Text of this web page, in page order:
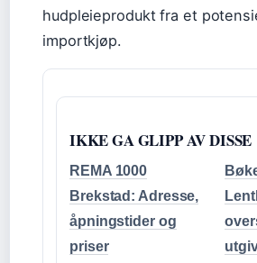
hudpleieprodukt fra et
importkjøp.
IKKE GA GLIPP AV DISSE
REMA 1000
Brekstad: Adresse,
åpningstider og
priser